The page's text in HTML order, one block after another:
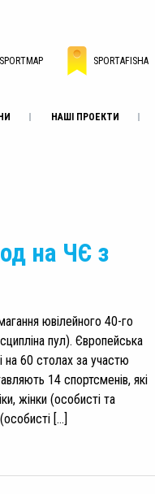
SPORTMAP SPORTAFISHA
НАШІ ПРОЕКТИ
на ЧЄ з
ювілейного 40-го
пул). Європейська
на 60 столах за участю
14 спортсменів, які
жінки (особисті та
[…]